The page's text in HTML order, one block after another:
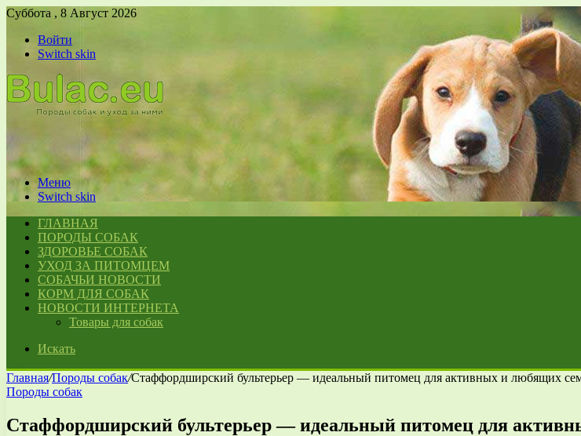
Суббота , 8 Август 2026
Войти
Switch skin
Меню
Switch skin
ГЛАВНАЯ
ПОРОДЫ СОБАК
ЗДОРОВЬЕ СОБАК
УХОД ЗА ПИТОМЦЕМ
СОБАЧЬИ НОВОСТИ
КОРМ ДЛЯ СОБАК
НОВОСТИ ИНТЕРНЕТА
Товары для собак
Искать
Главная/Породы собак/Стаффордширский бультерьер — идеальный питомец для активных и любящих
Породы собак
Стаффордширский бультерьер — идеальный питомец для